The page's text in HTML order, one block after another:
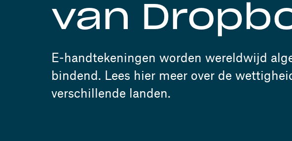
van
E-handtekeningen worden wereldwijd
bindend. Lees hier meer over de
verschillende landen.